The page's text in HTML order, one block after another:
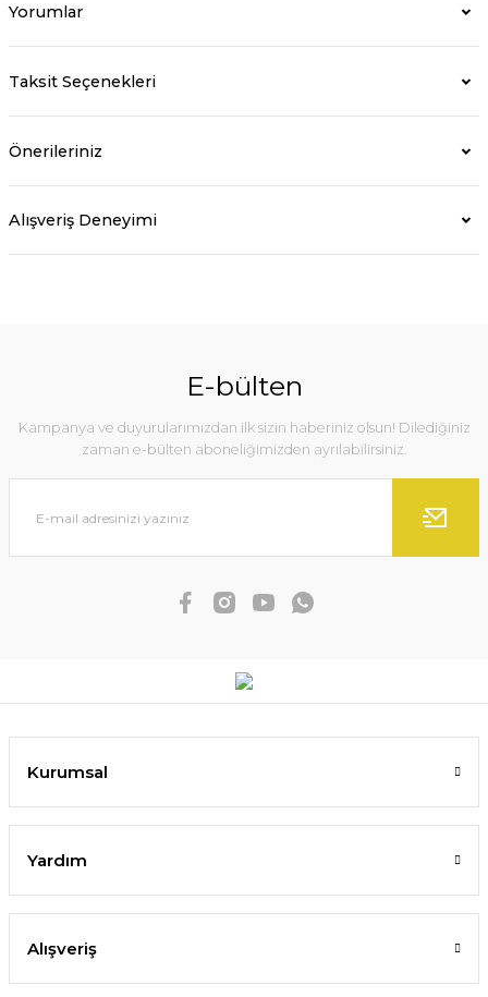
Yorumlar
Taksit Seçenekleri
Önerileriniz
Alışveriş Deneyimi
E-bülten
Kampanya ve duyurularımızdan ilk sizin haberiniz olsun! Dilediğiniz
zaman e-bülten aboneliğimizden ayrılabilirsiniz.
Kurumsal
Yardım
Alışveriş